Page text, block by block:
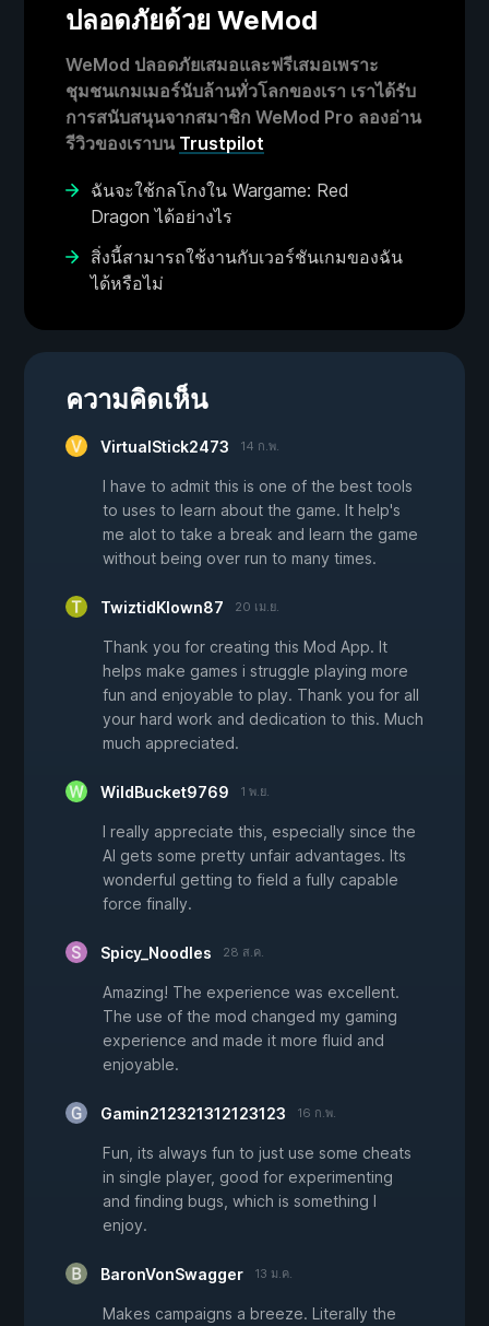
ปลอดภัยด้วย WeMod
WeMod ปลอดภัยเสมอและฟรีเสมอเพราะ
ชุมชนเกมเมอร์นับล้านทั่วโลกของเรา เราได้รับ
การสนับสนุนจากสมาชิก WeMod Pro ลองอ่าน
รีวิวของเราบน Trustpilot
ฉันจะใช้กลโกงใน Wargame: Red
Dragon ได้อย่างไร
สิ่งนี้สามารถใช้งานกับเวอร์ชันเกมของฉัน
ได้หรือไม่
ความคิดเห็น
VirtualStick2473 14 ก.พ.
I have to admit this is one of the best tools
to uses to learn about the game. It help's
me alot to take a break and learn the game
without being over run to many times.
TwiztidKlown87 20 เม.ย.
Thank you for creating this Mod App. It
helps make games i struggle playing more
fun and enjoyable to play. Thank you for all
your hard work and dedication to this. Much
much appreciated.
WildBucket9769 1 พ.ย.
I really appreciate this, especially since the
AI gets some pretty unfair advantages. Its
wonderful getting to field a fully capable
force finally.
Spicy_Noodles 28 ส.ค.
Amazing! The experience was excellent.
The use of the mod changed my gaming
experience and made it more fluid and
enjoyable.
Gamin212321312123123 16 ก.พ.
Fun, its always fun to just use some cheats
in single player, good for experimenting
and finding bugs, which is something I
enjoy.
BaronVonSwagger 13 ม.ค.
Makes campaigns a breeze. Literally the